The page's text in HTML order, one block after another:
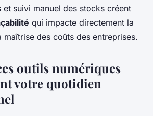
et suivi manuel des stocks créent
qui impacte directement la
des coûts des entreprises.
outils numériques
votre quotidien